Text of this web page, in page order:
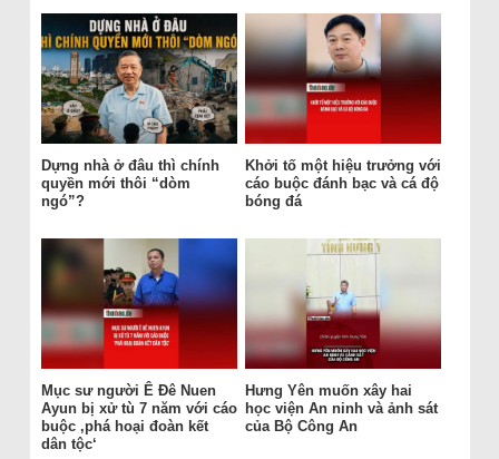
Dựng nhà ở đâu thì chính
quyền mới thôi “dòm
ngó”?
Khởi tố một hiệu trưởng với
cáo buộc đánh bạc và cá độ
bóng đá
Mục sư người Ê Đê Nuen
Ayun bị xử tù 7 năm với cáo
buộc ‚phá hoại đoàn kết
dân tộc‘
Hưng Yên muốn xây hai
học viện An ninh và ảnh sát
của Bộ Công An